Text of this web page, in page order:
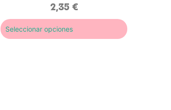
valoración
de un
2,35 €
Seleccionar opciones